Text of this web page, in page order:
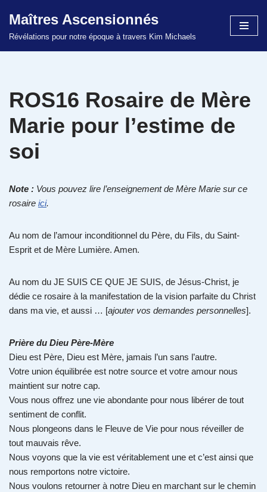
Aller
Maîtres Ascensionnés
Révélations pour notre époque à travers Kim Michaels
ROS16 Rosaire de Mère
Marie pour l’estime de
soi
Note : Vous pouvez lire l’enseignement de Mère Marie sur ce
rosaire ici.
Au nom de l’amour inconditionnel du Père, du Fils, du Saint-
Esprit et de Mère Lumière. Amen.
Au nom du JE SUIS CE QUE JE SUIS, de Jésus-Christ, je
dédie ce rosaire à la manifestation de la vision parfaite du Christ
dans ma vie, et aussi … [ajouter vos demandes personnelles].
Prière du Dieu Père-Mère
Dieu est Père, Dieu est Mère, jamais l’un sans l’autre.
Votre union équilibrée est notre source et votre amour nous
maintient sur notre cap.
Vous nous offrez une vie abondante pour nous libérer de tout
sentiment de conflit.
Nous plongeons dans le Fleuve de Vie pour nous réveiller de
tout mauvais rêve.
Nous voyons que la vie est véritablement une et c’est ainsi que
nous remportons notre victoire.
Nous voulons retourner à notre Dieu en marchant sur le chemin